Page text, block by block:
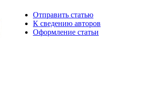
Отправить статью
К сведению авторов
Оформление статьи